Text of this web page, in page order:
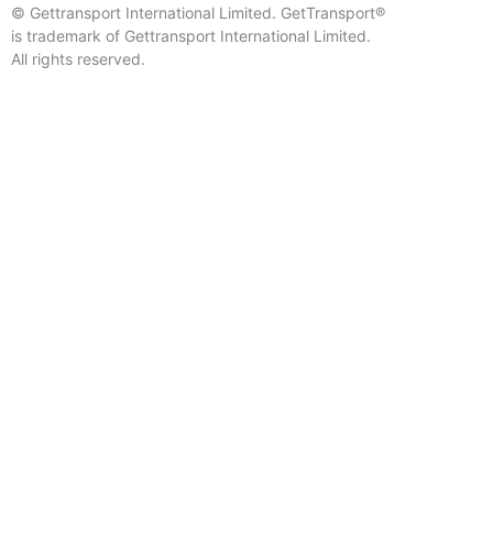
© Gettransport International Limited. GetTransport®
is trademark of Gettransport International Limited.
All rights reserved.